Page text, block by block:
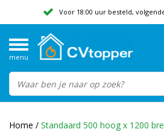
Voor 18:00 uur besteld,
Beoordeeld met een
menu
Home / Standaard 500 hoog x 1200